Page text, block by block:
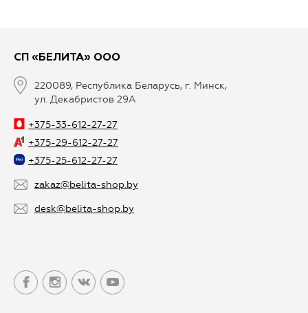
СП «БЕЛИТА» ООО
220089, Республика Беларусь, г. Минск,
ул. Декабристов 29А
+375-33-612-27-27
+375-29-612-27-27
+375-25-612-27-27
zakaz@belita-shop.by
desk@belita-shop.by